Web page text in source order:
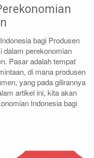
bagi Produsen
dalam perekonomian
Pasar adalah tempat
di mana produsen
yang pada gilirannya
artikel ini, kita akan
Indonesia bagi